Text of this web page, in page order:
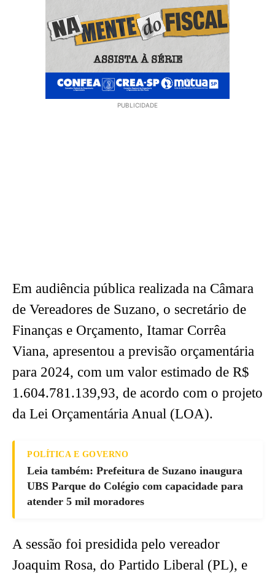
PUBLICIDADE
Em audiência pública realizada na Câmara
de Vereadores de Suzano, o secretário de
Finanças e Orçamento, Itamar Corrêa
Viana, apresentou a previsão orçamentária
para 2024, com um valor estimado de R$
1.604.781.139,93, de acordo com o projeto
da Lei Orçamentária Anual (LOA).
POLÍTICA E GOVERNO
Leia também: Prefeitura de Suzano inaugura
UBS Parque do Colégio com capacidade para
atender 5 mil moradores
A sessão foi presidida pelo vereador
Joaquim Rosa, do Partido Liberal (PL), e